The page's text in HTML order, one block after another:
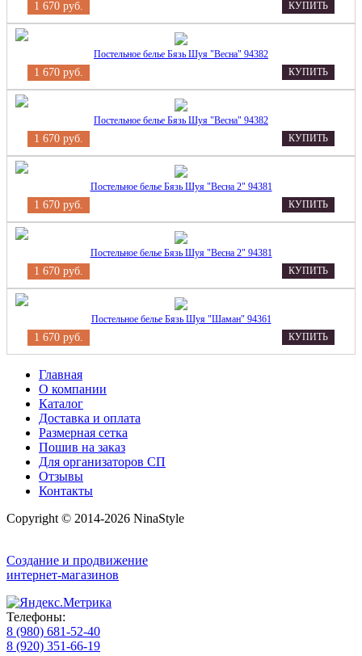
1 670 руб. КУПИТЬ
Постельное белье Бязь Шуя "Весна" 94382
1 670 руб. КУПИТЬ
Постельное белье Бязь Шуя "Весна" 94382
1 670 руб. КУПИТЬ
Постельное белье Бязь Шуя "Весна 2" 94381
1 670 руб. КУПИТЬ
Постельное белье Бязь Шуя "Весна 2" 94381
1 670 руб. КУПИТЬ
Постельное белье Бязь Шуя "Шаман" 94361
1 670 руб. КУПИТЬ
Главная
О компании
Каталог
Доставка и оплата
Размерная сетка
Пошив на заказ
Для организаторов СП
Отзывы
Контакты
Copyright © 2014-2026 NinaStyle
Создание и продвижение
интернет-магазинов
Телефоны:
8 (980) 681-52-40
8 (920) 351-66-19